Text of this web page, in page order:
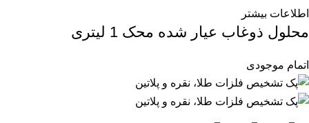
اطلاعات بیشتر
محلول ذوغاب عیار شده محک 1 لیتری
اتمام موجودی